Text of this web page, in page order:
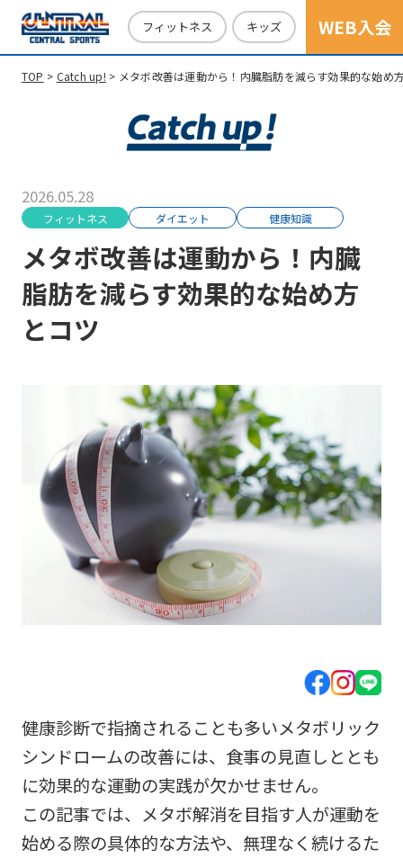
フィットネス キッズ WEB入会
TOP Catch up! メタボ改善は運動から！内臓脂肪を減らす効果的な始め
2026.05.28
フィットネス ダイエット 健康知識
メタボ改善は運動から！内臓
脂肪を減らす効果的な始め方
とコツ
健康診断で指摘されることも多いメタボリック
シンドロームの改善には、食事の見直しととも
に効果的な運動の実践が欠かせません。
この記事では、メタボ解消を目指す人が運動を
始める際の具体的な方法や、無理なく続けるた